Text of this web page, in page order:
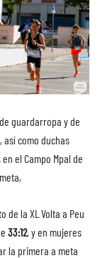
guardarropa y de
así como duchas
el Campo Mpal de
de la XL Volta a Peu
33:12, y en mujeres
la primera a meta